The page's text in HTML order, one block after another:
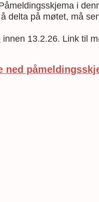
i
delta på møtet, må
innen 13.2.26. Link til
ned